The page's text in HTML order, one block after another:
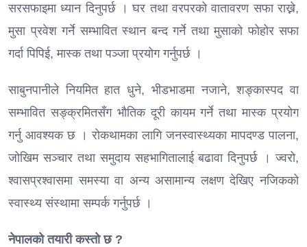
सरसफाइमा ध्यान दिनुपर्छ । घर तथा वरपरको वातावरण सफा राख्ने,
मुसा प्रवेश गर्ने सम्भावित स्थान बन्द गर्ने तथा मुसाको फोहोर सफा
गर्दा पिपिई, मास्क तथा पञ्जा प्रयोग गर्नुपर्छ ।
साबुनपानीले नियमित हात धुने, भीडभाडमा नजाने, शङ्कास्पद वा
सम्भावित सङ्क्रमितसँग भौतिक दूरी कायम गर्ने तथा मास्क प्रयोग
गर्नु आवश्यक छ । रोकथामका लागि जनस्वास्थ्यका मापदण्ड पालना,
जोखिम सञ्चार तथा समुदाय सहभागितालाई बढावा दिनुपर्छ । ज्वरो,
श्वासप्रश्वासमा समस्या वा अन्य असामान्य लक्षण देखिए नजिकको
स्वास्थ्य संस्थामा सम्पर्क गर्नुपर्छ ।
नेपालको तयारी कस्तो छ ?